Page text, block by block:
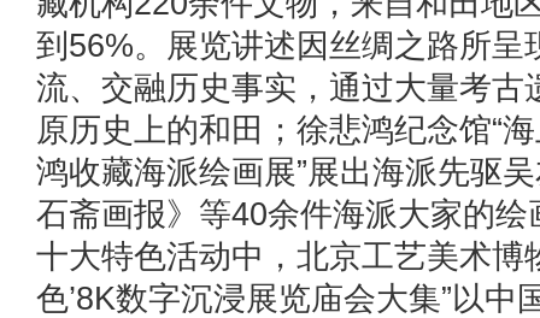
到56%。展览讲述因丝绸之路所呈
流、交融历史事实，通过大量考古
原历史上的和田；徐悲鸿纪念馆“
鸿收藏海派绘画展”展出海派先驱
石斋画报》等40余件海派大家
十大特色活动中，北京工艺美术博
色’8K数字沉浸展览庙会大集”以中